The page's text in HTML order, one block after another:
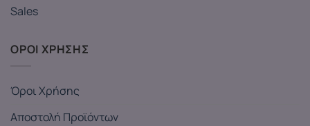
Sales
ΟΡΟΙ ΧΡΗΣΗΣ
Όροι Χρήσης
Αποστολή Προϊόντων